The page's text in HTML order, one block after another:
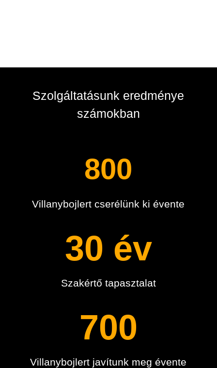
Szolgáltatásunk eredménye
számokban
800
Villanybojlert cserélünk ki évente
30 év
Szakértő tapasztalat
700
Villanybojlert javítunk meg évente